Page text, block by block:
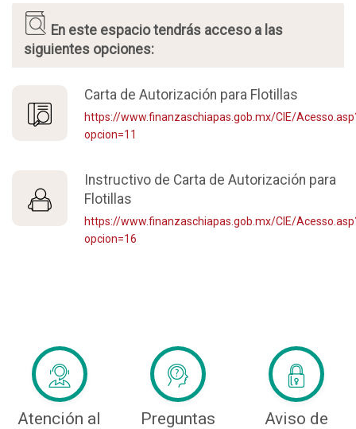
En este espacio tendrás acceso a las
siguientes opciones:
Carta de Autorización para Flotillas
https://www.finanzaschiapas.gob.mx/CIE/
opcion=11
Instructivo de Carta de Autorización para
Flotillas
https://www.finanzaschiapas.gob.mx/CIE/
opcion=16
Atención al
Preguntas
Aviso de